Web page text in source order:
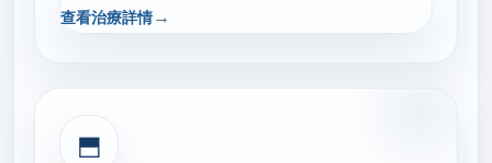
查看治療詳情→
⬒